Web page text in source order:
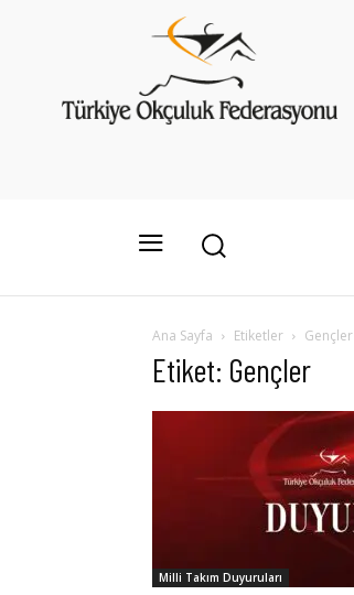
Ana Sayfa Etiketler Gençler
Etiket: Gençler
Milli Takım Duyuruları